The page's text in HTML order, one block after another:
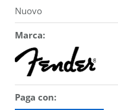
Nuovo
Marca:
Paga con: